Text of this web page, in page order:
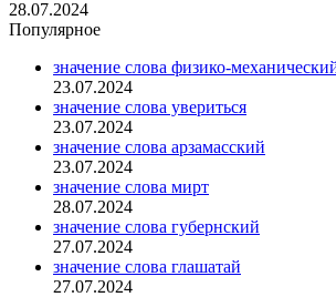
28.07.2024
Популярное
значение слова физико-
23.07.2024
значение слова увериться
23.07.2024
значение слова арзамасский
23.07.2024
значение слова мирт
28.07.2024
значение слова губернский
27.07.2024
значение слова глашатай
27.07.2024